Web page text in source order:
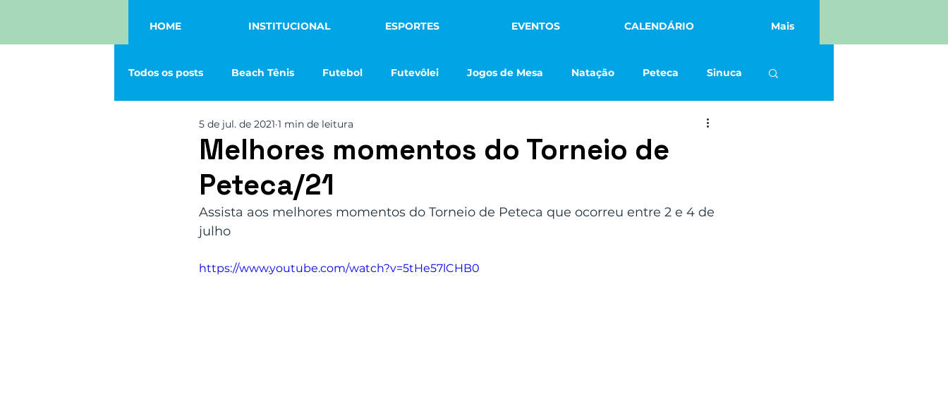
HOME INSTITUCIONAL ESPORTES EVENTOS CALENDÁRIO Mais
Todos os posts Beach Tênis Futebol Futevôlei Jogos de Mesa Natação Peteca Sinuca
Vôlei Eventos Vôlei de Praia
Futmesa Futebol Infantil
Melhores momentos do Torneio de
Peteca/21
5 de jul. de 2021 1 min de leitura
Assista aos melhores momentos do Torneio de Peteca que ocorreu entre 2 e 4 de
julho
https://www.youtube.com/watch?v=5tHe57lCHB0